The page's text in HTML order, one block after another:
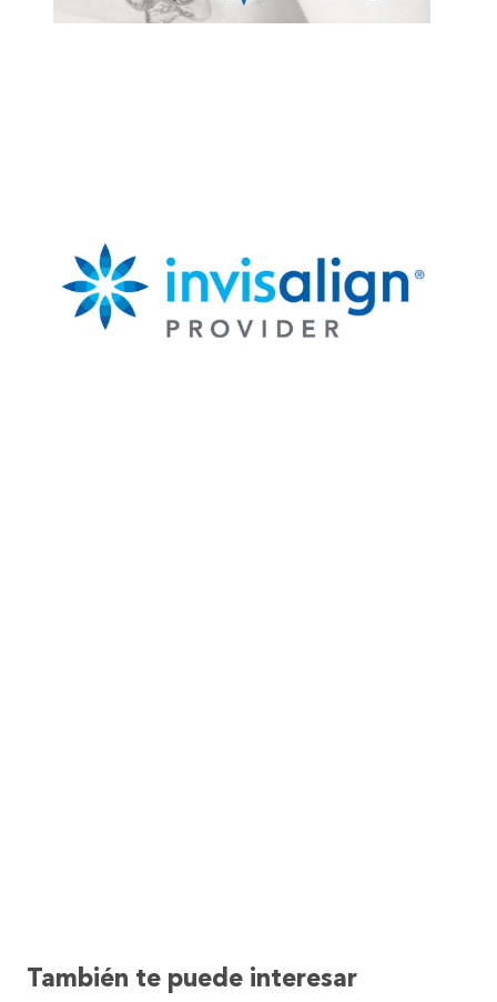
También te puede interesar